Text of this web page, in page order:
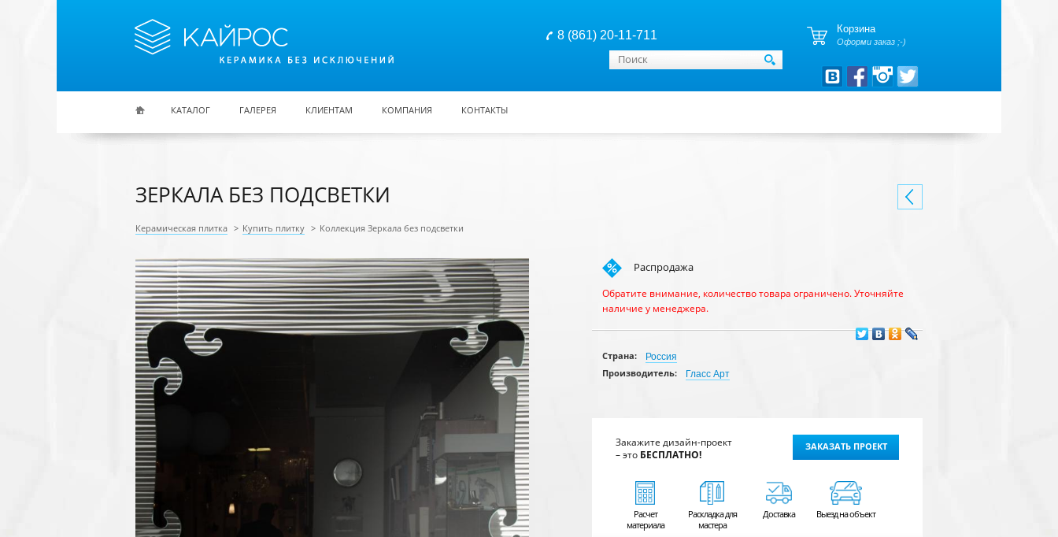
8 (861) 20-11-711 Корзина
Оформи заказ ;-)
Форма поиска
Поиск
КАТАЛОГ ГАЛЕРЕЯ КЛИЕНТАМ КОМПАНИЯ КОНТАКТЫ
ЗЕРКАЛА БЕЗ ПОДСВЕТКИ
Керамическая плитка > Купить плитку > Коллекция Зеркала без подсветки
Распродажа
Обратите внимание, количество товара ограничено. Уточняйте
наличие у менеджера.
Страна:
Россия
Производитель:
Гласс Арт
Закажите дизайн-проект
– это БЕСПЛАТНО!
ЗАКАЗАТЬ ПРОЕКТ
Расчет
материала
Раскладка для
мастера
Доставка Выезд на объект